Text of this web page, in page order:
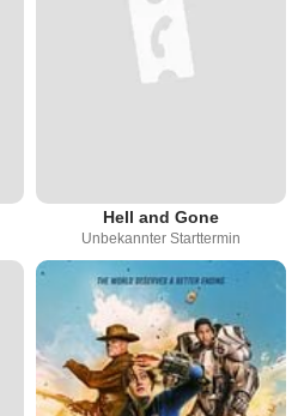
Hell and Gone
Unbekannter Starttermin